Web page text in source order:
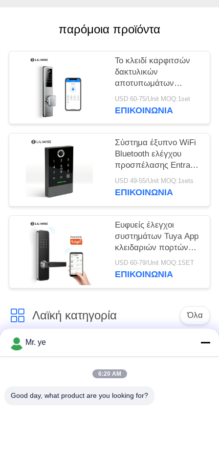
ΠΟΛΙΤΙΚΉ
ΜΥΣΤΙΚΌΤΗΤΑΣ
παρόμοια προϊόντα
Το κλειδί καρφιτσών
δακτυλικών
αποτυπωμάτων
κλειδαριών κυλίνδρων
ανοξείδωτου
USD 60-75/Unit MOQ:1set
ΕΠΙΚΟΙΝΩΝΊΑ
Σύστημα έξυπνο WiFi
Bluetooth ελέγχου
προσπέλασης Entrace
δακτυλικών
αποτυπωμάτων
USD 49-55/Unit MOQ:1sets
ΕΠΙΚΟΙΝΩΝΊΑ
Ευφυείς έλεγχοι
συστημάτων Tuya App
κλειδαριών πορτών
Bluetooth για την
εγχώρια χρήση
USD 60-79/Unit MOQ:1SET
ΕΠΙΚΟΙΝΩΝΊΑ
Λαϊκή κατηγορία Όλα
Ηλεκτρονικές
αποτυπωμάτων
κλείδωμα θυρών
Κλειδαριά πορτών
Mr. ye
6:20 AM
Good day, what product are you looking for?